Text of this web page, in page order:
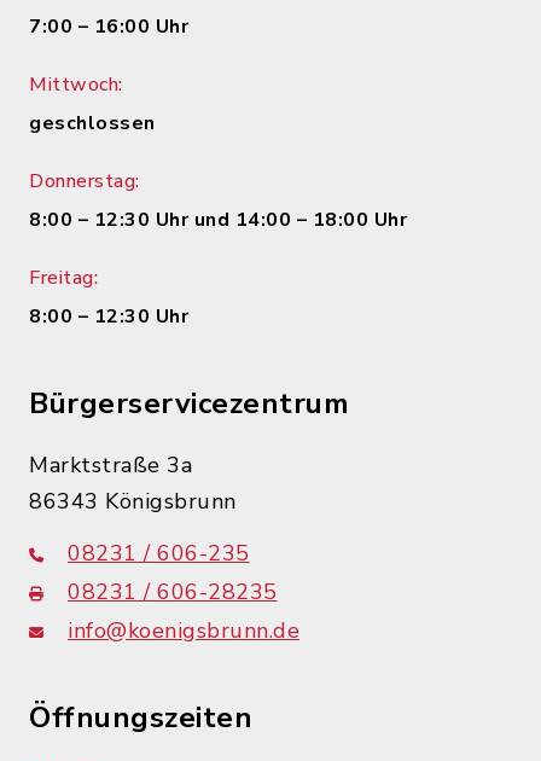
7:00 – 16:00 Uhr
Mittwoch:
geschlossen
Donnerstag:
8:00 – 12:30 Uhr und 14:00 – 18:00 Uhr
Freitag:
8:00 – 12:30 Uhr
Bürgerservicezentrum
Marktstraße 3a
86343 Königsbrunn
08231 / 606-235
08231 / 606-28235
info@koenigsbrunn.de
Öffnungszeiten